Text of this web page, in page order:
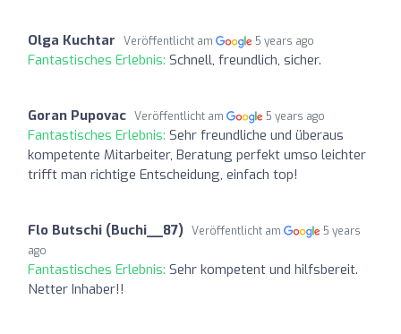
Olga Kuchtar Veröffentlicht am 5 years ago
Fantastisches Erlebnis: Schnell, freundlich, sicher.
Goran Pupovac Veröffentlicht am 5 years ago
Fantastisches Erlebnis: Sehr freundliche und überaus
kompetente Mitarbeiter, Beratung perfekt umso leichter
trifft man richtige Entscheidung, einfach top!
Flo Butschi (Buchi__87) Veröffentlicht am
5 years
ago
Fantastisches Erlebnis: Sehr kompetent und hilfsbereit.
Netter Inhaber!!